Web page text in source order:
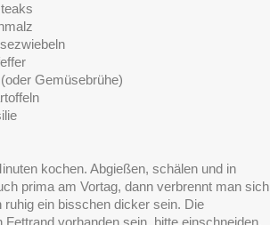
Gemüsebrühe)
kochen. Abgießen, schälen und in
prima am Vortag, dann verbrennt man sich
ein bisschen dicker sein. Die